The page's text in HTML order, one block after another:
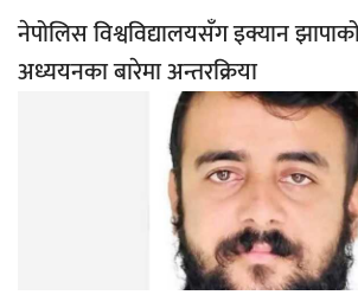
नेपोलिस विश्वविद्यालयसँग इक्यान
अध्ययनका बारेमा अन्तरक्रिया